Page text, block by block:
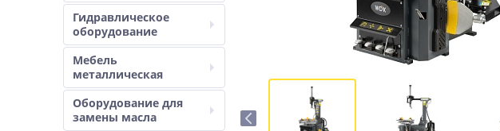
Гидравлическое
оборудование
Мебель
металлическая
Оборудование для
замены масла